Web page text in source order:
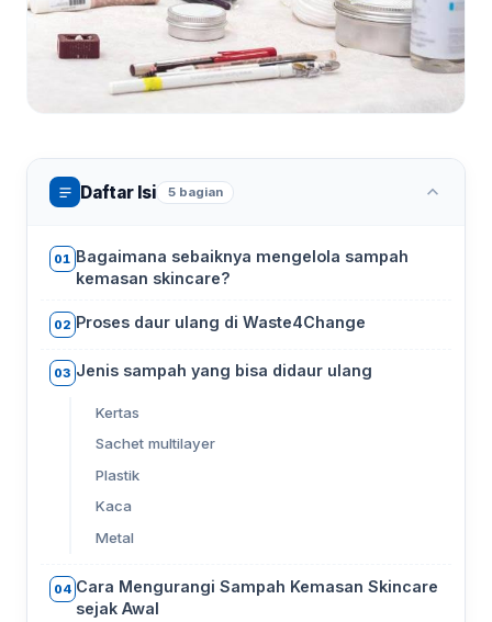
Daftar Isi 5 bagian
01 Bagaimana sebaiknya mengelola sampah
kemasan skincare?
02 Proses daur ulang di Waste4Change
03 Jenis sampah yang bisa didaur ulang
Kertas
Sachet multilayer
Plastik
Kaca
Metal
04 Cara Mengurangi Sampah Kemasan Skincare
sejak Awal